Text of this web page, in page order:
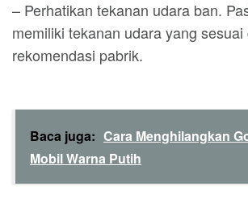
– Perhatikan tekanan udara ban.
memiliki tekanan udara yang sesuai
rekomendasi pabrik.
Baca juga: Cara Menghilangkan
Mobil Warna Putih